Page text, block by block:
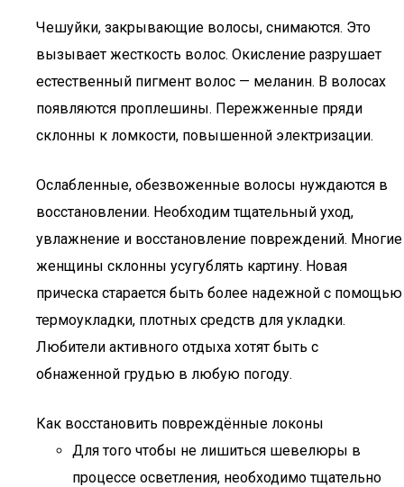
Чешуйки, закрывающие волосы, снимаются. Это
вызывает жесткость волос. Окисление разрушает
естественный пигмент волос — меланин. В волосах
появляются проплешины. Пережженные пряди
склонны к ломкости, повышенной электризации.
Ослабленные, обезвоженные волосы нуждаются в
восстановлении. Необходим тщательный уход,
увлажнение и восстановление повреждений. Многие
женщины склонны усугублять картину. Новая
прическа старается быть более надежной с помощью
термоукладки, плотных средств для укладки.
Любители активного отдыха хотят быть с
обнаженной грудью в любую погоду.
Как восстановить повреждённые локоны
Для того чтобы не лишиться шевелюры в
процессе осветления, необходимо тщательно